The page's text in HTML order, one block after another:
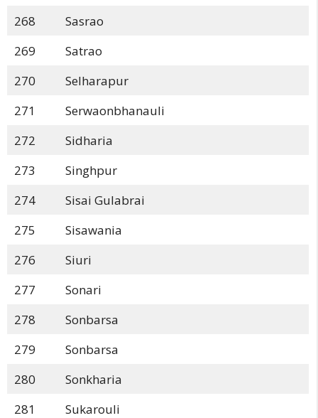
268
Sasrao
269
Satrao
270
Selharapur
271
Serwaonbhanauli
272
Sidharia
273
Singhpur
274
Sisai Gulabrai
275
Sisawania
276
Siuri
277
Sonari
278
Sonbarsa
279
Sonbarsa
280
Sonkharia
281
Sukarouli